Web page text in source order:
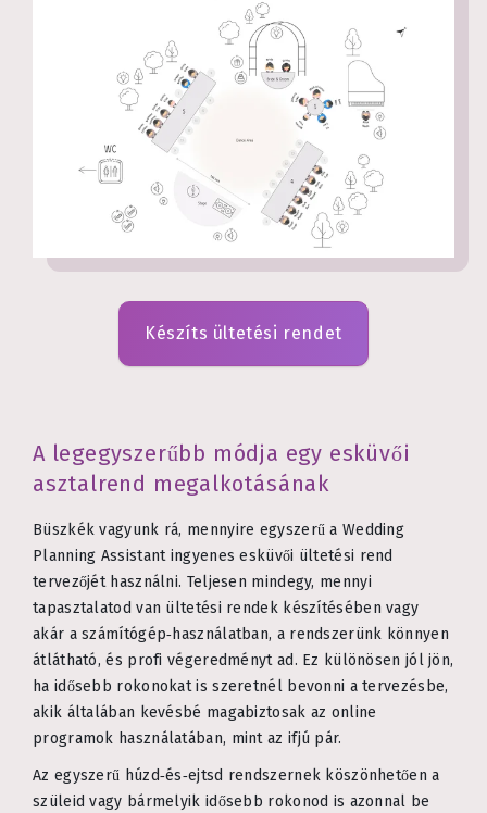
Készíts ültetési rendet
A legegyszerűbb módja egy esküvői
asztalrend megalkotásának
Büszkék vagyunk rá, mennyire egyszerű a Wedding
Planning Assistant ingyenes esküvői ültetési rend
tervezőjét használni. Teljesen mindegy, mennyi
tapasztalatod van ültetési rendek készítésében vagy
akár a számítógép‑használatban, a rendszerünk könnyen
átlátható, és profi végeredményt ad. Ez különösen jól jön,
ha idősebb rokonokat is szeretnél bevonni a tervezésbe,
akik általában kevésbé magabiztosak az online
programok használatában, mint az ifjú pár.
Az egyszerű húzd‑és‑ejtsd rendszernek köszönhetően a
szüleid vagy bármelyik idősebb rokonod is azonnal be